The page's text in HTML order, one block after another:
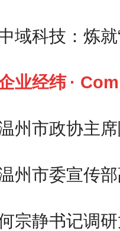
域科技：炼就
业经纬 ·
州市政协主
州市委宣传
宗静书记调